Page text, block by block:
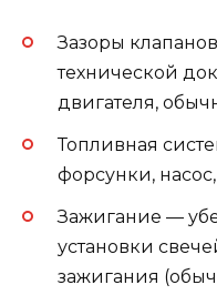
Зазоры
технической
двигателя,
Топливная
форсунки,
Зажигание —
установки
зажигания